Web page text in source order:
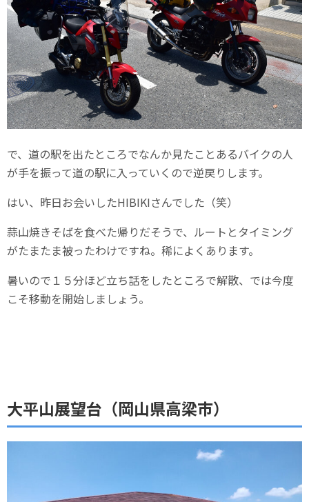
で、道の駅を出たところでなんか見たことあるバイクの人
が手を振って道の駅に入っていくので逆戻りします。
はい、昨日お会いしたHIBIKIさんでした（笑）
蒜山焼きそばを食べた帰りだそうで、ルートとタイミング
がたまたま被ったわけですね。稀によくあります。
暑いので１５分ほど立ち話をしたところで解散、では今度
こそ移動を開始しましょう。
大平山展望台（岡山県高梁市）